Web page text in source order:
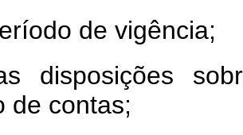
de vigência;
disposições
de contas;